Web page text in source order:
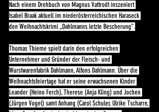
Nach einem Drehbuch von Magnus Vattrodt inszeniert
Isabel Braak aktuell im niederösterreichischen Haraseck
den Weihnachtskrimi „Dahlmanns letzte Bescherung“.
Thomas Thieme spielt darin den erfolgreichen
Unternehmer und Gründer der Fleisch- und
Wurstwarenfabrik Dahlmann, Alfons Dahlmann. Über die
Weihnachtsfeiertage hat er seine erwachsenen Kinder
Leander (Heino Ferch), Therese (Anja Kling) und Jochen
(Jürgen Vogel) samt Anhang (Carol Schuler, Ulrike Tscharre,